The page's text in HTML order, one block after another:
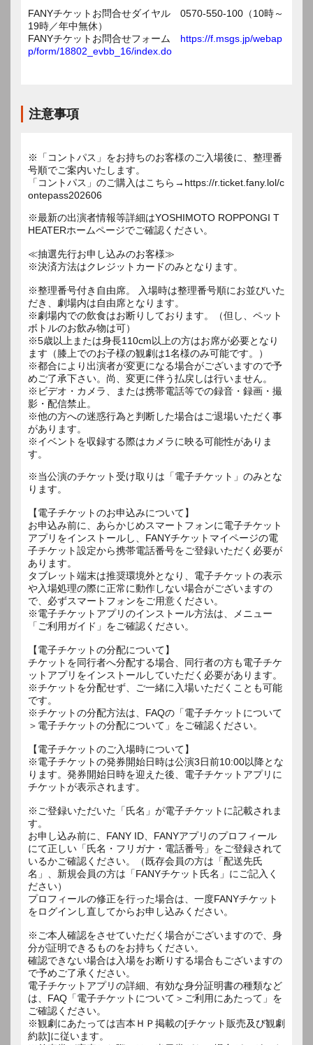
FANYチケットお問合せダイヤル 0570-550-100（10時～
19時／年中無休）
FANYチケットお問合せフォーム https://f.msgs.jp/webap
p/form/18802_evbb_16/index.do
注意事項
※「コントパス」をお持ちのお客様のご入場後に、整理番
号順でご案内いたします。
「コントパス」のご購入はこちら→https://r.ticket.fany.lol/c
ontepass202606
※最新の出演者情報等詳細はYOSHIMOTO ROPPONGI T
HEATERホームページでご確認ください。
≪抽選先行お申し込みのお客様≫
※決済方法はクレジットカードのみとなります。
※整理番号付き自由席。 入場時は整理番号順にお並びいた
だき、劇場内は自由席となります。
※劇場内での飲食はお断りしております。（但し、ペット
ボトルのお飲み物は可）
※5歳以上または身長110cm以上の方はお席が必要となり
ます（膝上でのお子様の観劇は1名様のみ可能です。）
※都合により出演者が変更になる場合がございますので予
めご了承下さい。尚、変更に伴う払戻しは行いません。
※ビデオ・カメラ、または携帯電話等での録音・録画・撮
影・配信禁止。
※他の方への迷惑行為と判断した場合はご退場いただく事
があります。
※イベントを収録する際はカメラに映る可能性がありま
す。
※当公演のチケット受け取りは「電子チケット」のみとな
ります。
【電子チケットのお申込みについて】
お申込み前に、あらかじめスマートフォンに電子チケット
アプリをインストールし、FANYチケットマイページの電
子チケット設定から携帯電話番号をご登録いただく必要が
あります。
タブレット端末は推奨環境外となり、電子チケットの表示
や入場処理の際に正常に動作しない場合がございますの
で、必ずスマートフォンをご用意ください。
※電子チケットアプリのインストール方法は、メニュー
「ご利用ガイド」をご確認ください。
【電子チケットの分配について】
チケットを同行者へ分配する場合、同行者の方も電子チケ
ットアプリをインストールしていただく必要があります。
※チケットを分配せず、ご一緒に入場いただくことも可能
です。
※チケットの分配方法は、FAQの「電子チケットについて
＞電子チケットの分配について」をご確認ください。
【電子チケットのご入場時について】
※電子チケットの発券開始日時は公演3日前10:00以降とな
ります。発券開始日時を迎えた後、電子チケットアプリに
チケットが表示されます。
※ご登録いただいた「氏名」が電子チケットに記載されま
す。
お申し込み前に、FANY ID、FANYアプリのプロフィール
にて正しい「氏名・フリガナ・電話番号」をご登録されて
いるかご確認ください。（既存会員の方は「配送先氏
名」、新規会員の方は「FANYチケット氏名」にご記入く
ださい）
プロフィールの修正を行った場合は、一度FANYチケット
をログインし直してからお申し込みください。
※ご本人確認をさせていただく場合がございますので、身
分が証明できるものをお持ちください。
確認できない場合は入場をお断りする場合もございますの
で予めご了承ください。
電子チケットアプリの詳細、有効な身分証明書の種類など
は、FAQ「電子チケットについて＞ご利用にあたって」を
ご確認ください。
※観劇にあたっては吉本ＨＰ掲載の[チケット販売及び観劇
約款]に従います。